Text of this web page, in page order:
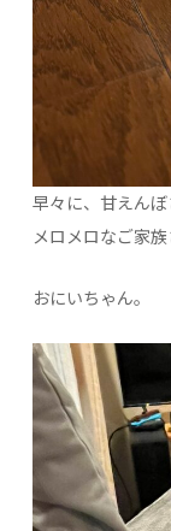
早々に、甘えん
メロメロなご家族
おにいちゃん。